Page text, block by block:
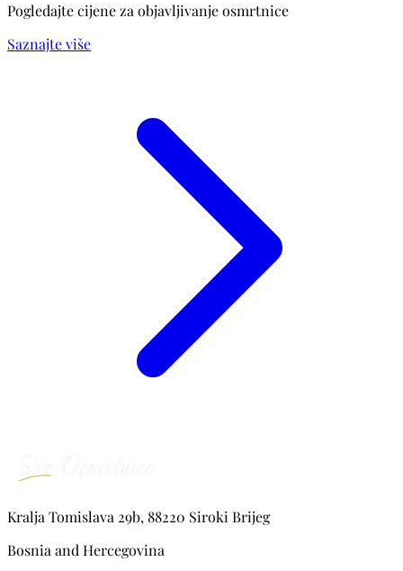
Pogledajte cijene za objavljivanje osmrtnice
Saznajte više
Kralja Tomislava 29b, 88220 Siroki Brijeg
Bosnia and Hercegovina